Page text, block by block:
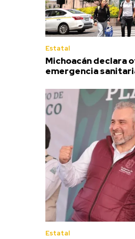
Estatal
Michoacán declara
emergencia
Estatal